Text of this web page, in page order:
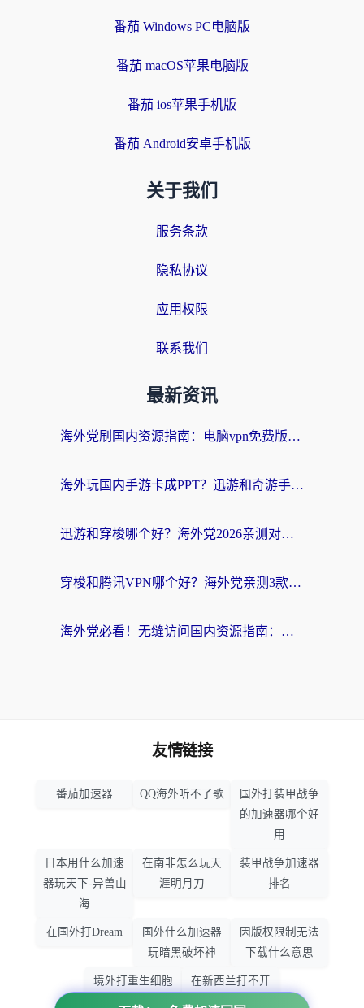
番茄 Windows PC电脑版
番茄 macOS苹果电脑版
番茄 ios苹果手机版
番茄 Android安卓手机版
关于我们
服务条款
隐私协议
应用权限
联系我们
最新资讯
海外党刷国内资源指南：电脑vpn免费版真的能用吗？选对加速器才是关键
海外玩国内手游卡成PPT？迅游和奇游手游哪个好？附真实VPN评测及番茄加速器体验
迅游和穿梭哪个好？海外党2026亲测对比+免费vs付费选择指南，附番茄加速器实测体验
穿梭和腾讯VPN哪个好？海外党亲测3款热门回国加速器，附避坑指南
海外党必看！无缝访问国内资源指南：从vpn官网下载到加速器选择（附番茄实测）
友情链接
番茄加速器 QQ海外听不了歌
国外打装甲战争
的加速器哪个好
用
日本用什么加速
器玩天下-异兽山
海
在南非怎么玩天
涯明月刀
装甲战争加速器
排名
在国外打Dream
国外什么加速器
玩暗黑破坏神
因版权限制无法
下载什么意思
境外打重生细胞
加速器哪个好
在新西兰打不开
大智慧怎么办